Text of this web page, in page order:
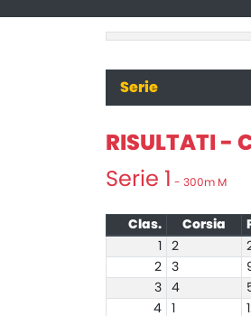
Serie
RISULTATI
Serie 1 - 300m M
Clas. Corsia
1
2
2
3
3
4
4
1